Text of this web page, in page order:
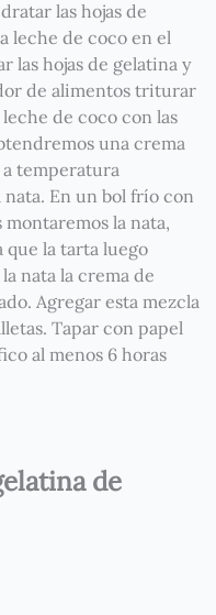
las hojas de
leche de coco en el
las hojas de gelatina y
de alimentos triturar
de coco con las
una crema
a temperatura
En un bol frío con
la nata,
que la tarta luego
nata la crema de
Agregar esta mezcla
Tapar con papel
al menos 6 horas
de